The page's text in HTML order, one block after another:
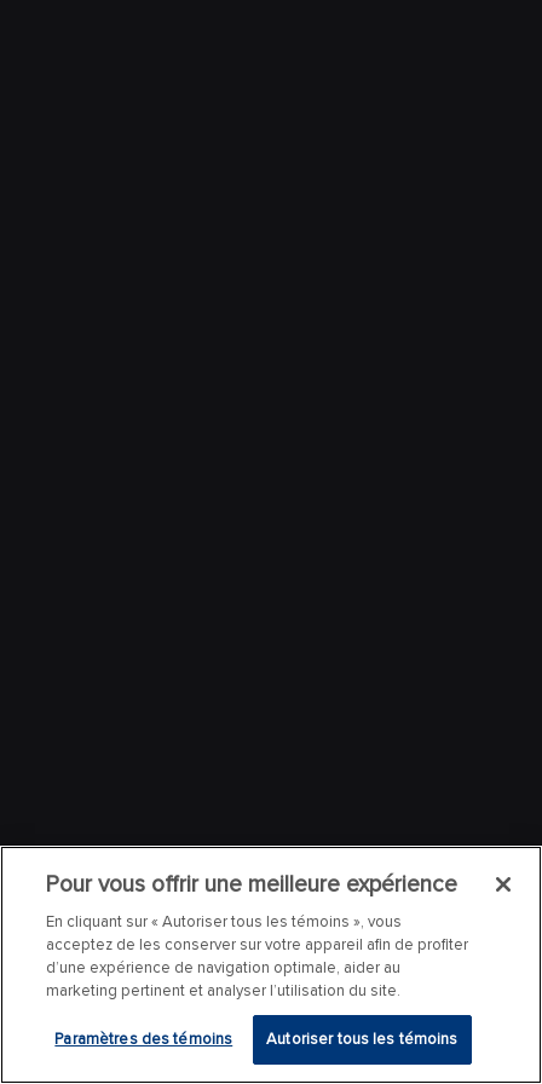
Pour vous offrir une meilleure expérience
En cliquant sur « Autoriser tous les témoins », vous
acceptez de les conserver sur votre appareil afin de profiter
d’une expérience de navigation optimale, aider au
marketing pertinent et analyser l’utilisation du site.
Paramètres des témoins Autoriser tous les témoins